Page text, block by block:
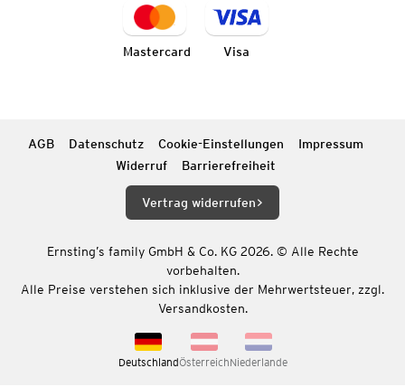
Mastercard Visa
AGB Datenschutz Cookie-Einstellungen
Impressum
Widerruf
Barrierefreiheit
Vertrag widerrufen
Ernsting’s family GmbH & Co. KG 2026. © Alle Rechte
vorbehalten.
Alle Preise verstehen sich inklusive der Mehrwertsteuer, zzgl.
Versandkosten.
DeutschlandÖsterreichNiederlande